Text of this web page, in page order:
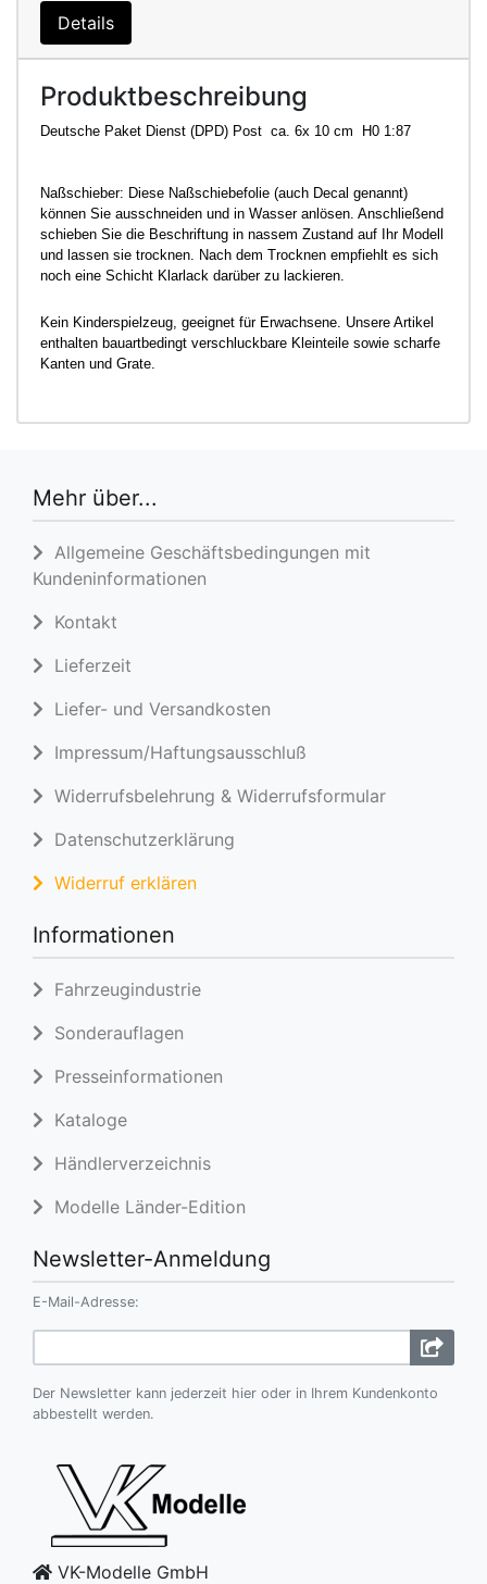
Details
Produktbeschreibung
Deutsche Paket Dienst (DPD) Post ca. 6x 10 cm H0 1:87
Naßschieber: Diese Naßschiebefolie (auch Decal genannt)
können Sie ausschneiden und in Wasser anlösen. Anschließend
schieben Sie die Beschriftung in nassem Zustand auf Ihr Modell
und lassen sie trocknen. Nach dem Trocknen empfiehlt es sich
noch eine Schicht Klarlack darüber zu lackieren.
Kein Kinderspielzeug, geeignet für Erwachsene. Unsere Artikel
enthalten bauartbedingt verschluckbare Kleinteile sowie scharfe
Kanten und Grate.
Mehr über...
Allgemeine Geschäftsbedingungen mit
Kundeninformationen
Kontakt
Lieferzeit
Liefer- und Versandkosten
Impressum/Haftungsausschluß
Widerrufsbelehrung & Widerrufsformular
Datenschutzerklärung
Widerruf erklären
Informationen
Fahrzeugindustrie
Sonderauflagen
Presseinformationen
Kataloge
Händlerverzeichnis
Modelle Länder-Edition
Newsletter-Anmeldung
E-Mail-Adresse:
Der Newsletter kann jederzeit hier oder in Ihrem Kundenkonto
abbestellt werden.
VK-Modelle GmbH